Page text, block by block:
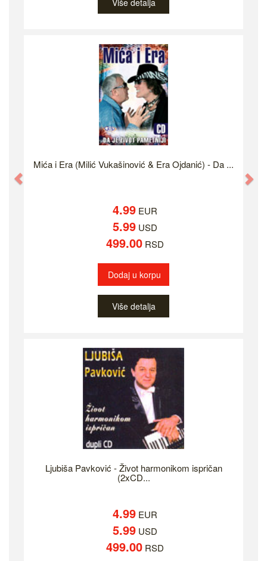
Više detalja
Mića i Era (Milić Vukašinović & Era Ojdanić) - Da ...
4.99 EUR
5.99 USD
499.00 RSD
Dodaj u korpu
Više detalja
Ljubiša Pavković - Život harmonikom ispričan
(2xCD...
4.99 EUR
5.99 USD
499.00 RSD